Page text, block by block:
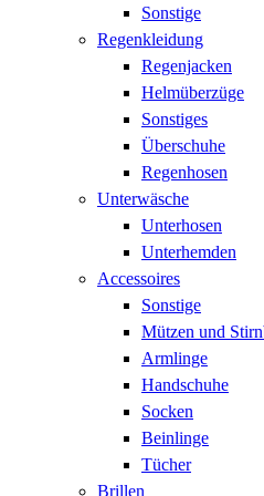
Sonstige
Regenkleidung
Regenjacken
Helmüberzüge
Sonstiges
Überschuhe
Regenhosen
Unterwäsche
Unterhosen
Unterhemden
Accessoires
Sonstige
Mützen und
Armlinge
Handschuhe
Socken
Beinlinge
Tücher
Brillen